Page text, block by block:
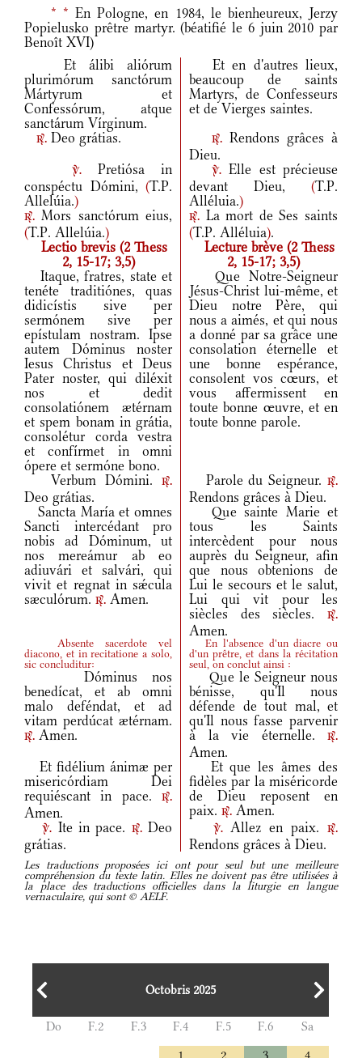
* * En Pologne, en 1984, le bienheureux, Jerzy
Popielusko prêtre martyr. (béatifié le 6 juin 2010 par
Benoît XVI)
Et álibi aliórum
plurimórum sanctórum
Mártyrum et
Confessórum, atque
sanctárum Vírginum.
Et en d'autres lieux,
beaucoup de saints
Martyrs, de Confesseurs
et de Vierges saintes.
r. Deo grátias. r.Rendons grâces à
Dieu.
v.
Pretiósa in
conspéctu Dómini, (T.P.
Allelúia.)
r. Mors sanctórum eius,
(T.P. Allelúia.)
v. Elle est précieuse
devant Dieu, (T.P.
Alléluia.)
r. La mort de Ses saints
(T.P. Alléluia).
Lectio brevis (2 Thess
2, 15-17; 3,5)
Lecture brève (2 Thess
2, 15-17; 3,5)
Itaque, fratres, state et
tenéte traditiónes, quas
didicístis sive per
sermónem sive per
epístulam nostram. Ipse
autem Dóminus noster
Iesus Christus et Deus
Pater noster, qui diléxit
nos et dedit
consolatiónem ætérnam
et spem bonam in grátia,
consolétur corda vestra
et confírmet in omni
ópere et sermóne bono.
Que Notre-Seigneur
Jésus-Christ lui-même, et
Dieu notre Père, qui
nous a aimés, et qui nous
a donné par sa grâce une
consolation éternelle et
une bonne espérance,
consolent vos cœurs, et
vous affermissent en
toute bonne œuvre, et en
toute bonne parole.
Verbum Dómini. r.
Deo grátias.
Parole du Seigneur. r.
Rendons grâces à Dieu.
Sancta María et omnes
Sancti intercédant pro
nobis ad Dóminum, ut
nos mereámur ab eo
adiuvári et salvári, qui
vivit et regnat in sǽcula
sæculórum. r. Amen.
Que sainte Marie et
tous les Saints
intercèdent pour nous
auprès du Seigneur, afin
que nous obtenions de
Lui le secours et le salut,
Lui qui vit pour les
siècles des siècles.
r.
Amen.
Absente sacerdote vel
diacono, et in recitatione a solo,
sic concluditur:
En l'absence d'un diacre ou
d'un prêtre, et dans la récitation
seul, on conclut ainsi :
Dóminus nos
benedícat, et ab omni
malo deféndat, et ad
vitam perdúcat ætérnam.
r. Amen.
Que le Seigneur nous
bénisse, qu'Il nous
défende de tout mal, et
qu'Il nous fasse parvenir
à la vie éternelle.
r.
Amen.
Et fidélium ánimæ per
misericórdiam Dei
requiéscant in pace.
r.
Amen.
Et que les âmes des
fidèles par la miséricorde
de Dieu reposent en
paix. r. Amen.
v. Ite in pace. r.Deo
grátias.
v.Allez en paix.r.
Rendons grâces à Dieu.
Les traductions proposées ici ont pour seul but une meilleure
compréhension du texte latin. Elles ne doivent pas être utilisées à
la place des traductions officielles dans la liturgie en langue
vernaculaire, qui sont © AELF.
Octobris 2025
Do F.2 F.3 F.4 F.5 F.6
Sa